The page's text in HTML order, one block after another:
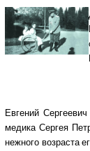
Евгений
медика Сергея
нежного возраста